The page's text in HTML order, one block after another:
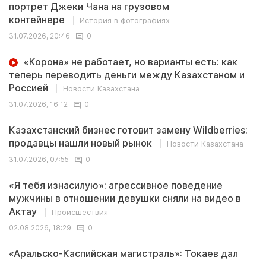
портрет Джеки Чана на грузовом
контейнере
История в фотографиях
31.07.2026, 20:46
0
«Корона» не работает, но варианты есть: как
теперь переводить деньги между Казахстаном и
Россией
Новости Казахстана
31.07.2026, 16:12
0
Казахстанский бизнес готовит замену Wildberries:
продавцы нашли новый рынок
Новости Казахстана
31.07.2026, 07:55
0
«Я тебя изнасилую»: агрессивное поведение
мужчины в отношении девушки сняли на видео в
Актау
Происшествия
02.08.2026, 18:29
0
«Аральско-Каспийская магистраль»: Токаев дал